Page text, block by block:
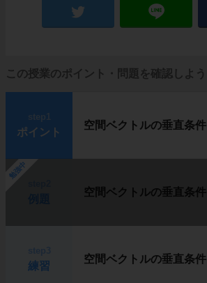
この授業のポイント・問題を確認しよう
ポイント
空間ベクトルの垂直条件
勉強中
空間ベクトルの垂直条件
練習
空間ベクトルの垂直条件